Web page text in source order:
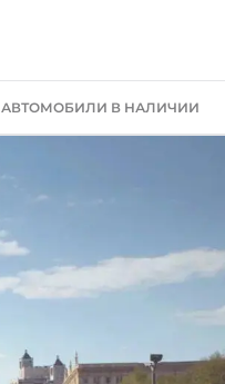
АВТОМОБИЛИ В НАЛИЧИИ